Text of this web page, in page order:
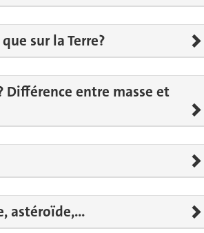
sur la Terre?
Différence entre masse et
astéroïde,...